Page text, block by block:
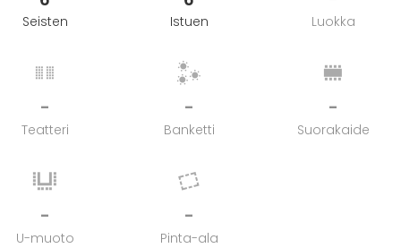
Seisten Istuen Luokka
-
Teatteri
-
Banketti
-
Suorakaide
-
U-muoto
-
Pinta-ala